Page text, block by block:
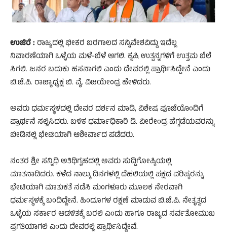
ಉಜಿರೆ : ರಾಜ್ಯದಲ್ಲಿ ಭೀಕರ ಬರಗಾಲದ ಸನ್ನಿವೇಶವಿದ್ದು ಇದೆಲ್ಲ
ನಿವಾರಣೆಯಾಗಿ ಒಳ್ಳೆಯ ಮಳೆ-ಬೆಳೆ ಆಗಲಿ. ಕೃಷಿ ಉತ್ಪನ್ನಗಳಿಗೆ ಉತ್ತಮ ಬೆಲೆ
ಸಿಗಲಿ. ಜನರ ಬದುಕು ಹಸನಾಗಲಿ ಎಂದು ದೇವರಲ್ಲಿ ಪ್ರಾರ್ಥಿಸಿದ್ದೇನೆ ಎಂದು
ಬಿ.ಜೆ.ಪಿ. ರಾಜ್ಯಾಧ್ಯಕ್ಷ ಬಿ. ವೈ. ವಿಜಯೇಂದ್ರ ಹೇಳಿದರು.
ಅವರು ಧರ್ಮಸ್ಥಳದಲ್ಲಿ ದೇವರ ದರ್ಶನ ಮಾಡಿ, ವಿಶೇಷ ಪೂಜೆಯೊಂದಿಗೆ
ಪ್ರಾರ್ಥನೆ ಸಲ್ಲಿಸಿದರು. ಬಳಿಕ ಧರ್ಮಾಧಿಕಾರಿ ಡಿ. ವೀರೇಂದ್ರ ಹೆಗ್ಗಡೆಯವರನ್ನು
ಬೀಡಿನಲ್ಲಿ ಭೇಟಿಯಾಗಿ ಆಶೀರ್ವಾದ ಪಡೆದರು.
ನಂತರ ಶ್ರೀ ಸನ್ನಿಧಿ ಅತಿಥಿಗೃಹದಲ್ಲಿ ಅವರು ಸುದ್ದಿಗೋಷ್ಠಿಯಲ್ಲಿ
ಮಾತನಾಡಿದರು. ಕಳೆದ ನಾಲ್ಕು ದಿನಗಳಲ್ಲಿ ದೆಹಲಿಯಲ್ಲಿ ಪಕ್ಷದ ವರಿಷ್ಠರನ್ನು
ಭೇಟಿಯಾಗಿ ಮಾತುಕತೆ ನಡೆಸಿ ಮಂಗಳೂರು ಮೂಲಕ ನೇರವಾಗಿ
ಧರ್ಮಸ್ಥಳಕ್ಕೆ ಬಂದಿದ್ದೇನೆ. ಹಿಂದೂಗಳ ರಕ್ಷಣೆ ಮಾಡುವ ಬಿ.ಜೆ.ಪಿ. ನೇತೃತ್ವದ
ಒಳ್ಳೆಯ ಸರ್ಕಾರ ಆಡಳಿತಕ್ಕೆ ಬರಲಿ ಎಂದು ಹಾಗೂ ರಾಜ್ಯದ ಸರ್ವತೋಮುಖ
ಪ್ರಗತಿಯಾಗಲಿ ಎಂದು ದೇವರಲ್ಲಿ ಪ್ರಾರ್ಥಿಸಿದ್ದೇವೆ.